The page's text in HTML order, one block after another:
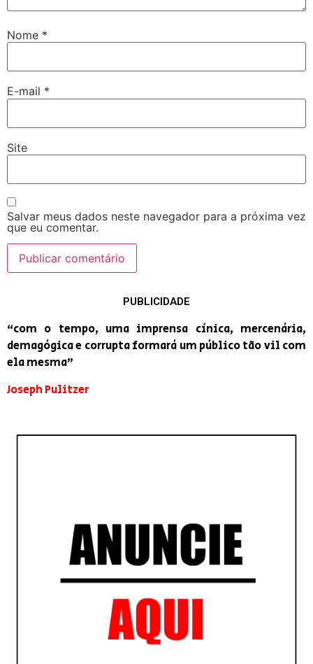
Nome *
E-mail *
Site
Salvar meus dados neste navegador para a próxima vez
que eu comentar.
PUBLICIDADE
“com o tempo, uma imprensa cínica, mercenária,
demagógica e corrupta formará um público tão vil com
ela mesma”
Joseph Pulitzer